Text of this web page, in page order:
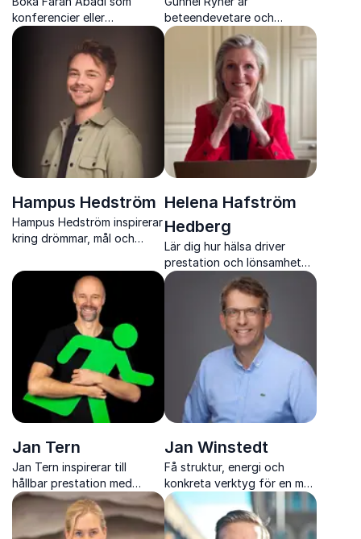
konferencier eller
moderator. En erfaren
programledare från radio
och TV som lyfter ditt
event med energi, värme
och professionalism
beteendevetare och
uppskattad föreläsare som
stärker arbetsglädje,
samarbete och engagemang
genom ett styrkebaserat
Hampus Hedström
Hampus Hedström inspirerar
kring drömmar, mål och
energi, humor och
erfarenhet från en
framgångsrik YouTube-
Helena Hafström
Hedberg
Lär dig hur hälsa driver
prestation och lönsamhet
med Helena Hafström
Jan Tern
Jan Tern inspirerar till
hållbar prestation med
konkreta verktyg för
minskad stress, ökad
effektivitet och starkare
Jan Winstedt
Få struktur, energi och
konkreta verktyg för en mer
effektiv arbetsdag med Jan
Winstedt